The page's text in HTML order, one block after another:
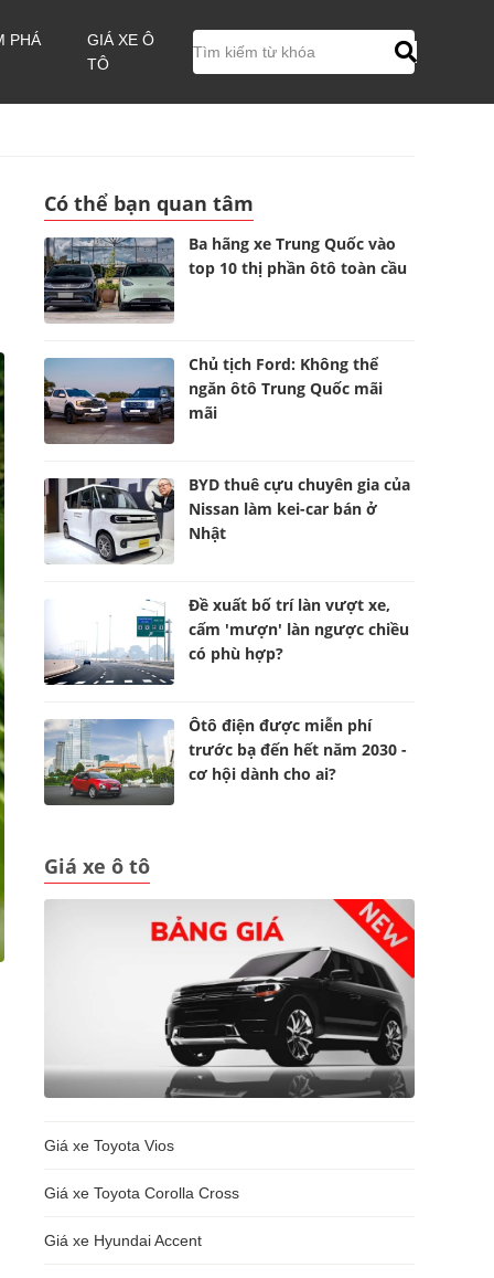
PHÁ
GIÁ XE Ô
TÔ
Có thể bạn quan tâm
Ba hãng xe Trung Quốc vào
top 10 thị phần ôtô toàn cầu
Chủ tịch Ford: Không thể
ngăn ôtô Trung Quốc mãi
mãi
BYD thuê cựu chuyên gia của
Nissan làm kei-car bán ở
Nhật
Đề xuất bố trí làn vượt xe,
cấm 'mượn' làn ngược chiều
có phù hợp?
Ôtô điện được miễn phí
trước bạ đến hết năm 2030 -
cơ hội dành cho ai?
Giá xe ô tô
Giá xe Toyota Vios
Giá xe Toyota Corolla Cross
Giá xe Hyundai Accent